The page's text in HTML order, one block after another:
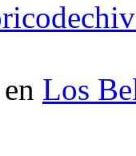
en Los